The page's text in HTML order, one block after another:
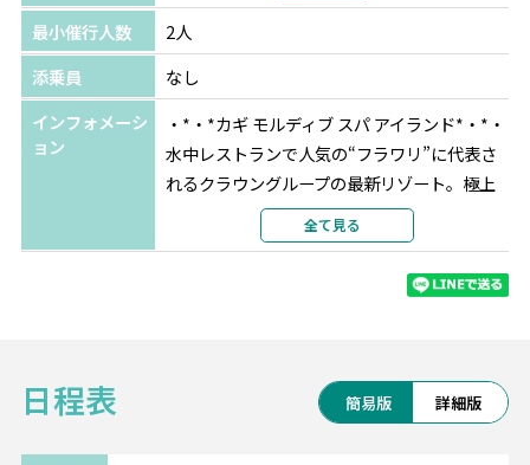
選択条件
指定
部屋タイプ
利用形態
部屋カテゴリ
オーシャンプールヴィラ
最小催行人数
2人
添乗員
なし
インフォメーシ
ョン
・*・*カギ モルディブ スパ アイランド*・*・
水中レストランで人気の“フラワリ”に代表さ
れるクラウングループの最新リゾート。極上
のハウスリーフや自然の中で心も体も癒され
る滞在が可能です。
※日本深夜発の場合はリゾート全泊
全て見る
日程表 簡易版 詳細版